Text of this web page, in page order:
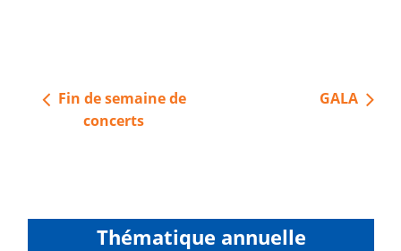
Navigation
Fin de semaine de
concerts
GALA
Thématique annuelle